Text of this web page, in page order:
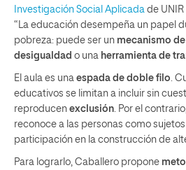
Investigación Social Aplicada de
“La educación desempeña un papel
pobreza: puede ser un mecanismo
desigualdad o una herramienta de
El aula es una espada de doble filo .
educativos se limitan a incluir sin
reproducen exclusión . Por el
reconoce a las personas como
participación en la construcción de
Para lograrlo, Caballero propone